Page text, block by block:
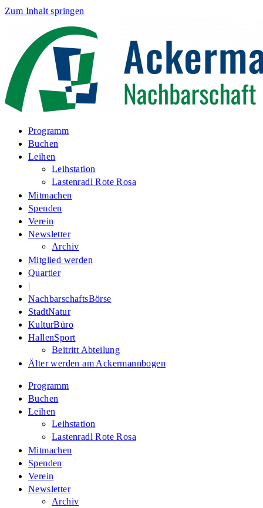
Zum Inhalt springen
Programm
Buchen
Leihen
Leihstation
Lastenradl Rote Rosa
Mitmachen
Spenden
Verein
Newsletter
Archiv
Mitglied werden
Quartier
|
NachbarschaftsBörse
StadtNatur
KulturBüro
HallenSport
Beitritt Abteilung
Älter werden am Ackermannbogen
Programm
Buchen
Leihen
Leihstation
Lastenradl Rote Rosa
Mitmachen
Spenden
Verein
Newsletter
Archiv